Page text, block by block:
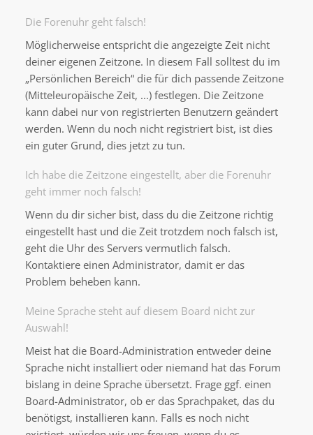
Die Forenuhr geht falsch!
Möglicherweise entspricht die angezeigte Zeit nicht
deiner eigenen Zeitzone. In diesem Fall solltest du im
„Persönlichen Bereich“ die für dich passende Zeitzone
(Mitteleuropäische Zeit, ...) festlegen. Die Zeitzone
kann dabei nur von registrierten Benutzern geändert
werden. Wenn du noch nicht registriert bist, ist dies
ein guter Grund, dies jetzt zu tun.
Ich habe die Zeitzone eingestellt, aber die Forenuhr
geht immer noch falsch!
Wenn du dir sicher bist, dass du die Zeitzone richtig
eingestellt hast und die Zeit trotzdem noch falsch ist,
geht die Uhr des Servers vermutlich falsch.
Kontaktiere einen Administrator, damit er das
Problem beheben kann.
Meine Sprache steht auf diesem Board nicht zur
Auswahl!
Meist hat die Board-Administration entweder deine
Sprache nicht installiert oder niemand hat das Forum
bislang in deine Sprache übersetzt. Frage ggf. einen
Board-Administrator, ob er das Sprachpaket, das du
benötigst, installieren kann. Falls es noch nicht